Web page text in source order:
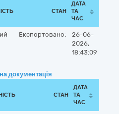
СТАН
ДАТА
ТА
ЧАС
Експортовано:
26-06-
2026,
18:43:09
документація
СТАН
ДАТА
ТА
ЧАС